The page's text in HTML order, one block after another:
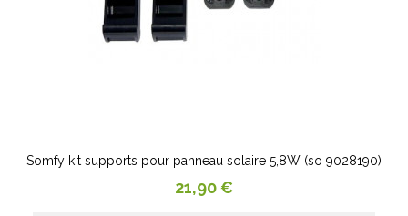
Somfy kit supports pour panneau solaire 5,8W (so 9028190)
Prix
21,90 €